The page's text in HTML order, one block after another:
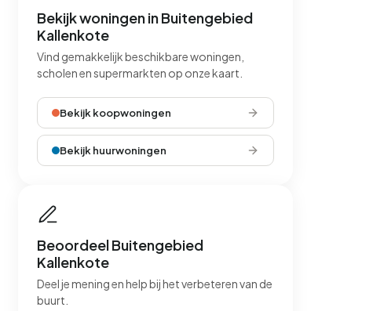
Bekijk woningen in Buitengebied
Kallenkote
Vind gemakkelijk beschikbare woningen,
scholen en supermarkten op onze kaart.
Bekijk koopwoningen
Bekijk huurwoningen
Beoordeel Buitengebied
Kallenkote
Deel je mening en help bij het verbeteren van de
buurt.